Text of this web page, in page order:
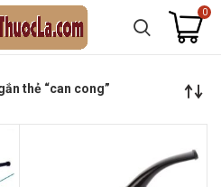
0
thẻ “can cong”